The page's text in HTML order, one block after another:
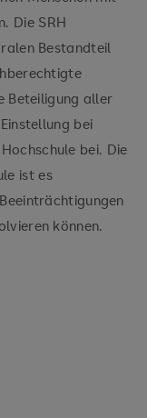
Die SRH
Bestandteil
Beteiligung aller
bei
bei. Die
ist es
können.